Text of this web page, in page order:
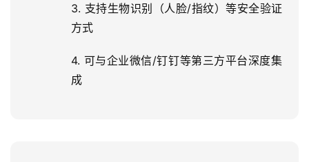
3. 支持生物识别（人脸/指纹）等安全验证
方式
4. 可与企业微信/钉钉等第三方平台深度集
成